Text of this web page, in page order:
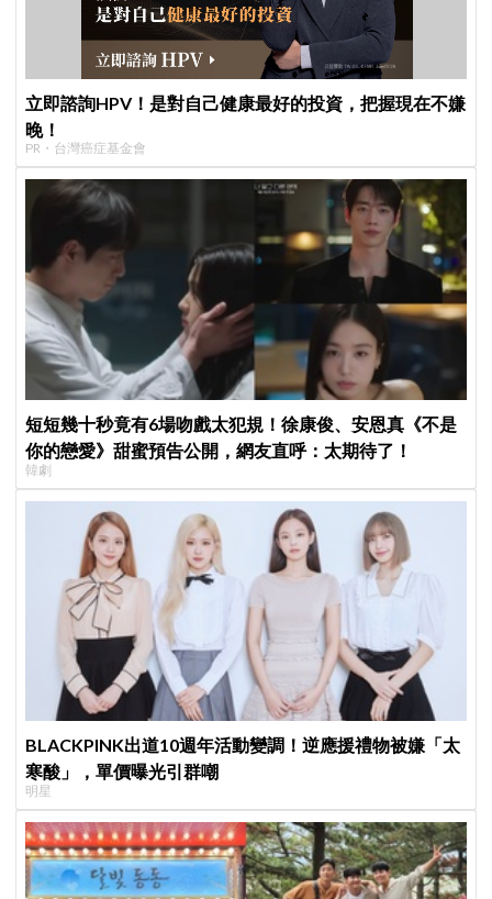
立即諮詢HPV！是對自己健康最好的投資，把握現在不嫌
晚！
PR・台灣癌症基金會
短短幾十秒竟有6場吻戲太犯規！徐康俊、安恩真《不是
你的戀愛》甜蜜預告公開，網友直呼：太期待了！
韓劇
BLACKPINK出道10週年活動變調！逆應援禮物被嫌「太
寒酸」，單價曝光引群嘲
明星